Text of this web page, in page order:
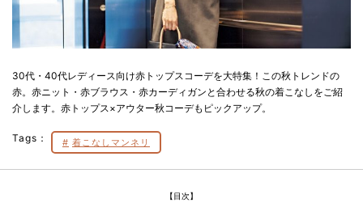
30代・40代レディース向け赤トップスコーデを大特集！この秋トレンドの
赤。赤ニット・赤ブラウス・赤カーディガンと合わせる秋の着こなしをご紹
介します。赤トップス×アウター秋コーデもピックアップ。
Tags： 着こなしマンネリ
【目次】